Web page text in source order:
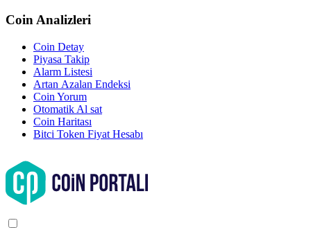
Coin Analizleri
Coin Detay
Piyasa Takip
Alarm Listesi
Artan Azalan Endeksi
Coin Yorum
Otomatik Al sat
Coin Haritası
Bitci Token Fiyat Hesabı